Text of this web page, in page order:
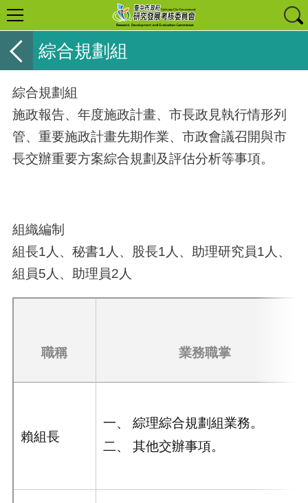
綜合規劃組
綜合規劃組
施政報告、年度施政計畫、市長政見執行情形列
管、重要施政計畫先期作業、市政會議召開與市
長交辦重要方案綜合規劃及評估分析等事項。
組織編制
組長1 人、秘書1人、股長1人、助理研究員1人、
組員5人、助理員2 人
職稱 業務職掌
賴組長
一、 綜理綜合規劃組業務。
二、 其他交辦事項。